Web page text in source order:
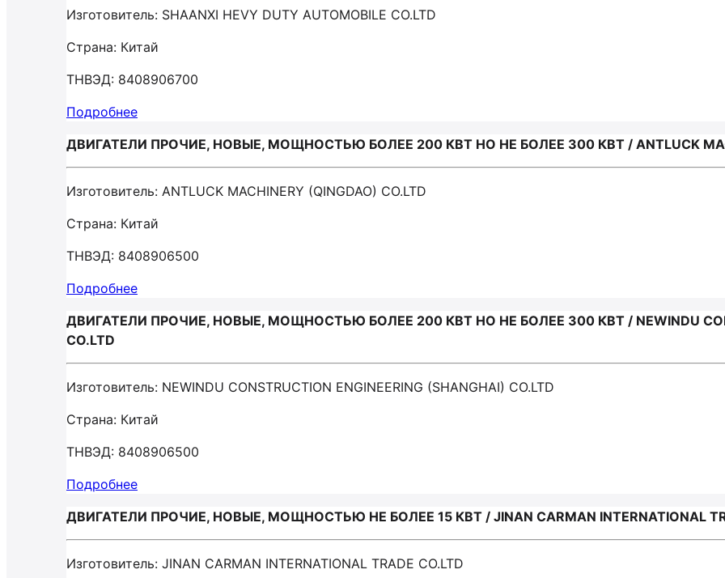
Изготовитель: SHAANXI HEVY DUTY AUTOMOBILE CO.LTD
Страна: Китай
ТНВЭД: 8408906700
Подробнее
ДВИГАТЕЛИ ПРОЧИЕ, НОВЫЕ, МОЩНОСТЬЮ БОЛЕЕ 200 КВТ НО НЕ БОЛЕЕ 300 КВТ / ANTLUCK
Изготовитель: ANTLUCK MACHINERY (QINGDAO) CO.LTD
Страна: Китай
ТНВЭД: 8408906500
Подробнее
ДВИГАТЕЛИ ПРОЧИЕ, НОВЫЕ, МОЩНОСТЬЮ БОЛЕЕ 200 КВТ НО НЕ БОЛЕЕ 300 КВТ / NEWINDU
CO.LTD
Изготовитель: NEWINDU CONSTRUCTION ENGINEERING (SHANGHAI) CO.LTD
Страна: Китай
ТНВЭД: 8408906500
Подробнее
ДВИГАТЕЛИ ПРОЧИЕ, НОВЫЕ, МОЩНОСТЬЮ НЕ БОЛЕЕ 15 КВТ / JINAN CARMAN INTERNATIONAL
Изготовитель: JINAN CARMAN INTERNATIONAL TRADE CO.LTD